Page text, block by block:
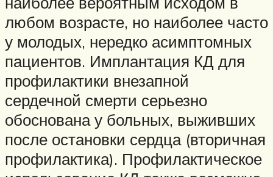
любом возрасте, но наиболее часто
у молодых, нередко асимптомных
пациентов. Имплантация КД для
профилактики внезапной
сердечной смерти серьезно
обоснована у больных, выживших
после остановки сердца (вторичная
профилактика). Профилактическое